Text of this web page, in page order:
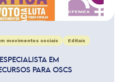
movimentos sociais Editais
EM
PARA OSCS